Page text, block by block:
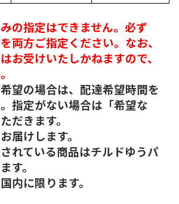
の指定はできません。必ず
両方ご指定ください。なお、
お受けいたしかねますので、
望の場合は、配達希望時間を
指定がない場合は「希望な
だきます。
届けします。
れている商品はチルドゆうパ
す。
内に限ります。